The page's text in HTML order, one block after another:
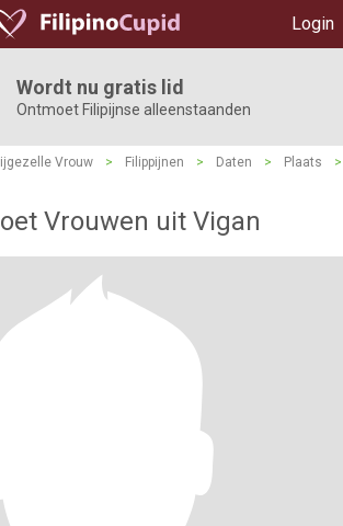
Login
Wordt nu gratis lid
Ontmoet Filipijnse alleenstaanden
Vrouw > Filippijnen > Daten > Plaats
>
Vrouwen uit Vigan